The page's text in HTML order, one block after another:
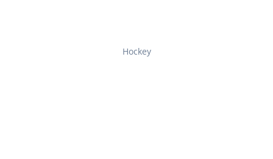
Hockey